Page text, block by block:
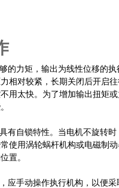
力矩，输出为线性位移的执
相对较紧，长期关闭后开启
用太快。为了增加输出扭矩
自锁特性。当电机不旋转时
使用涡轮蜗杆机构或电磁制
置。
手动操作执行机构，以便采